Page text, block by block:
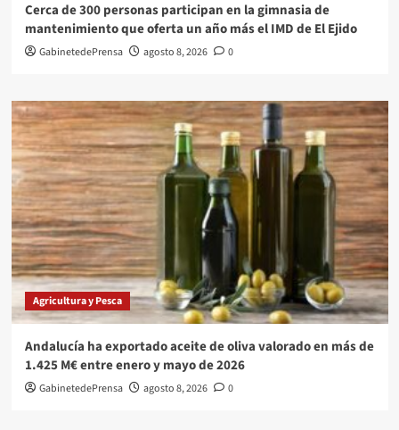
Cerca de 300 personas participan en la gimnasia de
mantenimiento que oferta un año más el IMD de El Ejido
GabinetedePrensa agosto 8, 2026 0
Agricultura y Pesca
Andalucía ha exportado aceite de oliva valorado en más de
1.425 M€ entre enero y mayo de 2026
GabinetedePrensa agosto 8, 2026 0